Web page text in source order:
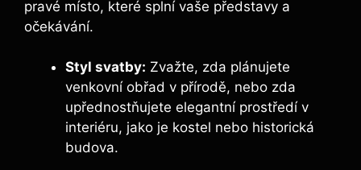
pravé místo, které splní vaše představy a
očekávání.
Styl svatby: Zvažte, zda plánujete
venkovní obřad v přírodě, nebo zda
upřednostňujete elegantní prostředí v
interiéru, jako je kostel nebo historická
budova.